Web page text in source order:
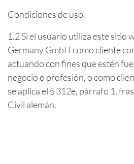
Condiciones de uso.
1.2 Si el usuario utiliza este sitio
Germany GmbH como cliente
actuando con fines que estén
negocio o profesión, o como
se aplica el § 312e, párrafo 1,
Civil alemán.